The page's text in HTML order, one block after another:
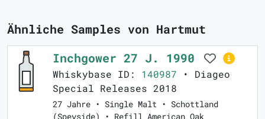
Ähnliche Samples von Hartmut
Inchgower 27 J. 1990
Whiskybase ID: 140987 • Diageo
Special Releases 2018
27 Jahre • Single Malt • Schottland
(Speyside) • Refill American Oak